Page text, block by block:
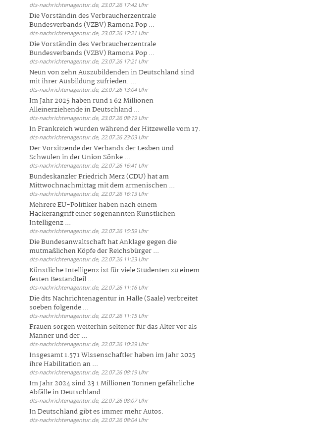
dts-nachrichtenagentur.de, 23.07.26 17:42 Uhr
Die Vorständin des Verbraucherzentrale
Bundesverbands (VZBV) Ramona Pop ...
dts-nachrichtenagentur.de, 23.07.26 17:21 Uhr
Die Vorständin des Verbraucherzentrale
Bundesverbands (VZBV) Ramona Pop ...
dts-nachrichtenagentur.de, 23.07.26 17:21 Uhr
Neun von zehn Auszubildenden in Deutschland sind
mit ihrer Ausbildung zufrieden. ...
dts-nachrichtenagentur.de, 23.07.26 13:04 Uhr
Im Jahr 2025 haben rund 1 62 Millionen
Alleinerziehende in Deutschland ...
dts-nachrichtenagentur.de, 23.07.26 08:19 Uhr
In Frankreich wurden während der Hitzewelle vom 17.
dts-nachrichtenagentur.de, 22.07.26 23:03 Uhr
Der Vorsitzende der Verbands der Lesben und
Schwulen in der Union Sönke ...
dts-nachrichtenagentur.de, 22.07.26 16:41 Uhr
Bundeskanzler Friedrich Merz (CDU) hat am
Mittwochnachmittag mit dem armenischen ...
dts-nachrichtenagentur.de, 22.07.26 16:13 Uhr
Mehrere EU-Politiker haben nach einem
Hackerangriff einer sogenannten Künstlichen
Intelligenz ...
dts-nachrichtenagentur.de, 22.07.26 15:59 Uhr
Die Bundesanwaltschaft hat Anklage gegen die
mutmaßlichen Köpfe der Reichsbürger ...
dts-nachrichtenagentur.de, 22.07.26 11:23 Uhr
Künstliche Intelligenz ist für viele Studenten zu einem
festen Bestandteil ...
dts-nachrichtenagentur.de, 22.07.26 11:16 Uhr
Die dts Nachrichtenagentur in Halle (Saale) verbreitet
soeben folgende ...
dts-nachrichtenagentur.de, 22.07.26 11:15 Uhr
Frauen sorgen weiterhin seltener für das Alter vor als
Männer und der ...
dts-nachrichtenagentur.de, 22.07.26 10:29 Uhr
Insgesamt 1.571 Wissenschaftler haben im Jahr 2025
ihre Habilitation an ...
dts-nachrichtenagentur.de, 22.07.26 08:19 Uhr
Im Jahr 2024 sind 23 1 Millionen Tonnen gefährliche
Abfälle in Deutschland ...
dts-nachrichtenagentur.de, 22.07.26 08:07 Uhr
In Deutschland gibt es immer mehr Autos.
dts-nachrichtenagentur.de, 22.07.26 08:04 Uhr